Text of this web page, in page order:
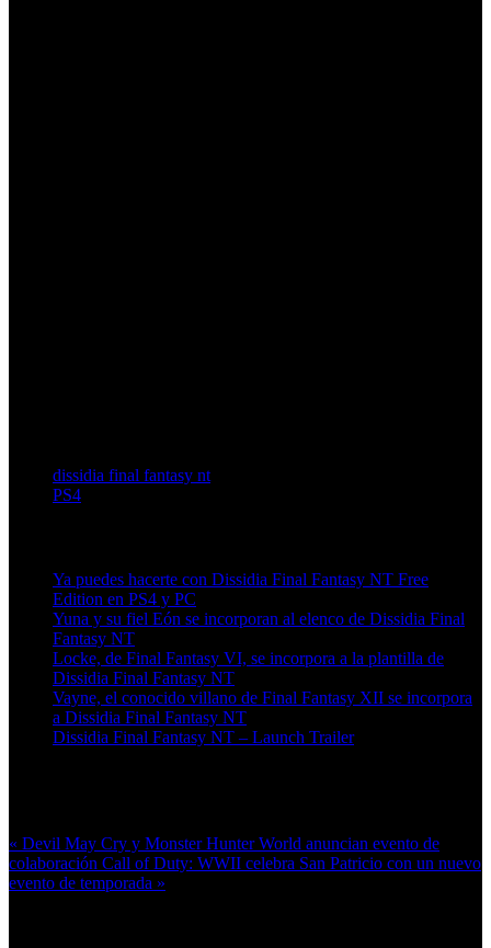
dissidia final fantasy nt
PS4
Ya puedes hacerte con Dissidia Final Fantasy NT Free
Edition en PS4 y PC
Yuna y su fiel Eón se incorporan al elenco de Dissidia Final
Fantasy NT
Locke, de Final Fantasy VI, se incorpora a la plantilla de
Dissidia Final Fantasy NT
Vayne, el conocido villano de Final Fantasy XII se incorpora
a Dissidia Final Fantasy NT
Dissidia Final Fantasy NT – Launch Trailer
« Devil May Cry y Monster Hunter World anuncian evento de
colaboración Call of Duty: WWII celebra San Patricio con un nuevo
evento de temporada »